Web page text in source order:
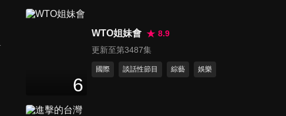
你在幹什麼?!
第106集 人生180度大逆轉!! 超
6
WTO姐妹會
8.9
更新至第3487集
國際 談話性節目 綜藝 娛樂